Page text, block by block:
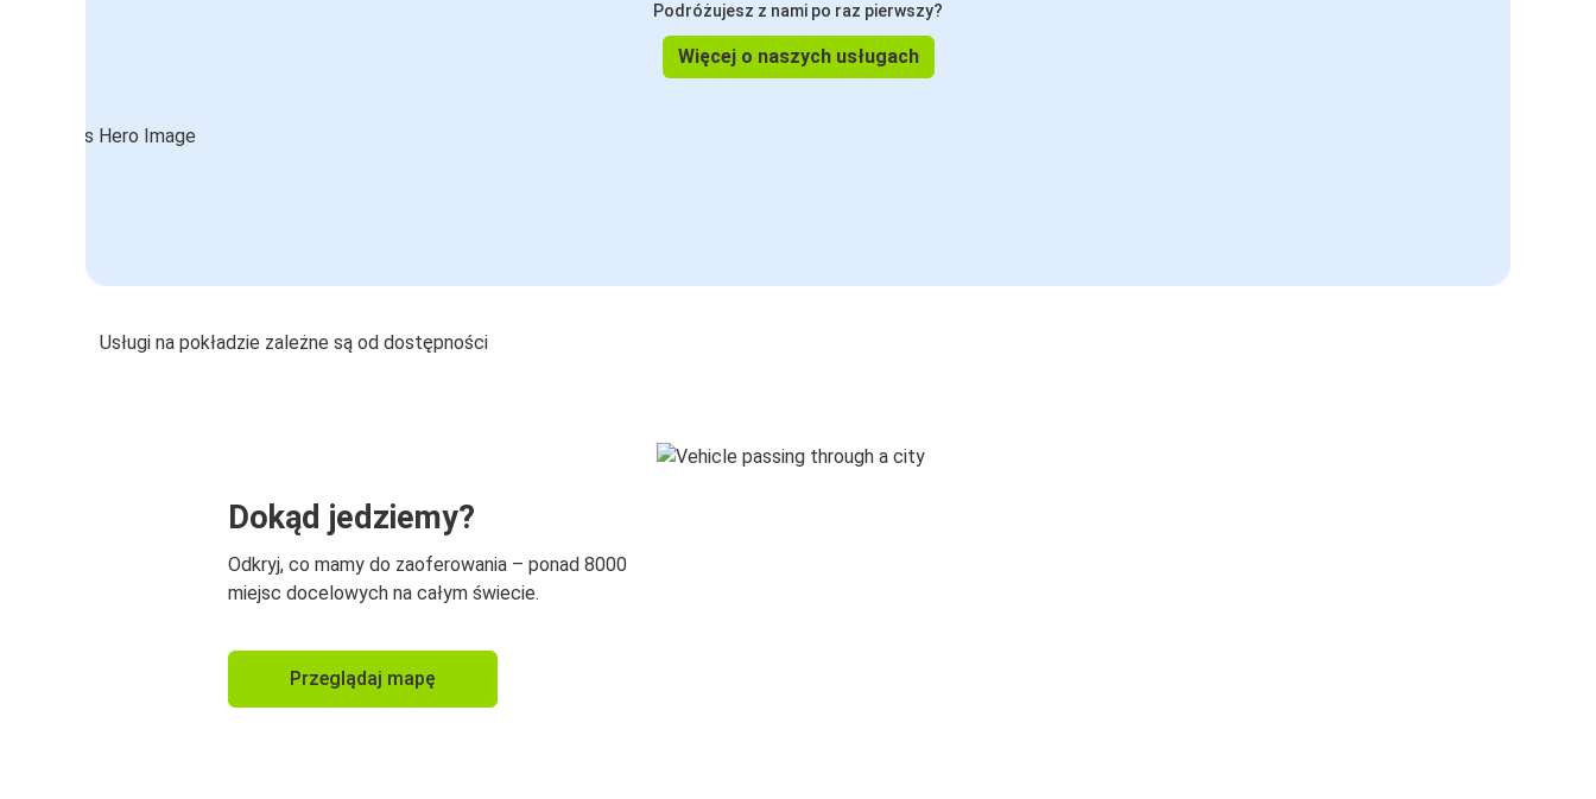
Podróżujesz z nami po raz pierwszy?
Więcej o naszych usługach
Usługi na pokładzie zależne są od dostępności
Dokąd jedziemy?
Odkryj, co mamy do zaoferowania – ponad 8000
miejsc docelowych na całym świecie.
Przeglądaj mapę